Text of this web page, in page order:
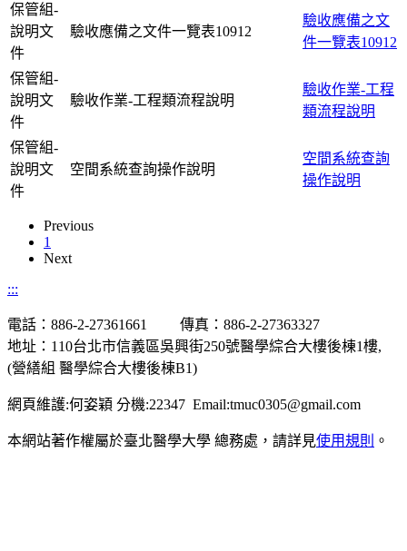
保管組-
說明文
件
驗收應備之文件一覽表10912
驗收應備之文
件一覽表10912
保管組-
說明文
件
驗收作業-工程類流程說明
驗收作業-工程
類流程說明
保管組-
說明文
件
空間系統查詢操作說明
空間系統查詢
操作說明
Previous
1
Next
:::
電話：886-2-27361661 傳真：886-2-27363327
地址：110台北市信義區吳興街250號醫學綜合大樓後棟1樓,
(營繕組 醫學綜合大樓後棟B1)
網頁維護:何姿穎 分機:22347 Email:tmuc0305@gmail.com
本網站著作權屬於臺北醫學大學 總務處，請詳見使用規則 。